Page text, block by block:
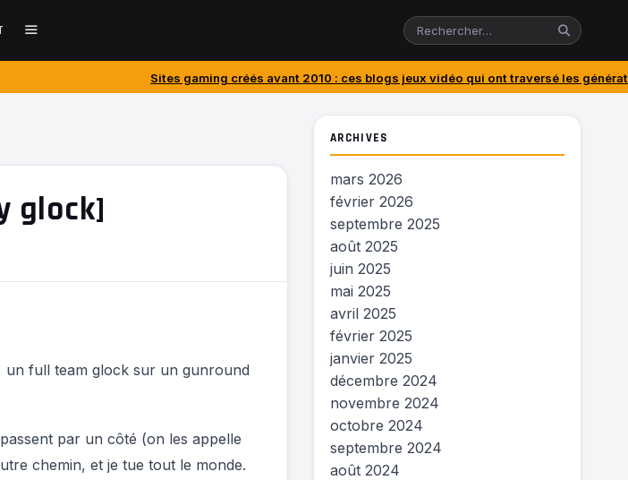
Sites gaming créés avant 2010 : ces blogs jeux vidéo qui ont traversé les générationsJ’ai acheté
glock]
un full team glock sur un gunround
par un côté (on les appelle
chemin, et je tue tout le monde.
ARCHIVES
mars 2026
février 2026
septembre 2025
août 2025
juin 2025
mai 2025
avril 2025
février 2025
janvier 2025
décembre 2024
novembre 2024
octobre 2024
septembre 2024
août 2024